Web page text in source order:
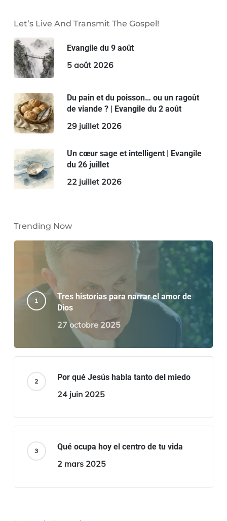
Let’s Live And Transmit The Gospel!
Evangile du 9 août
5 août 2026
Du pain et du poisson… ou un ragoût
de viande ? | Evangile du 2 août
29 juillet 2026
Un cœur sage et intelligent | Evangile
du 26 juillet
22 juillet 2026
Trending Now
Tres historias para narrar el amor de
Dios
27 octobre 2025
Por qué Jesús habla tanto del miedo
24 juin 2025
Qué ocupa hoy el centro de tu vida
2 mars 2025